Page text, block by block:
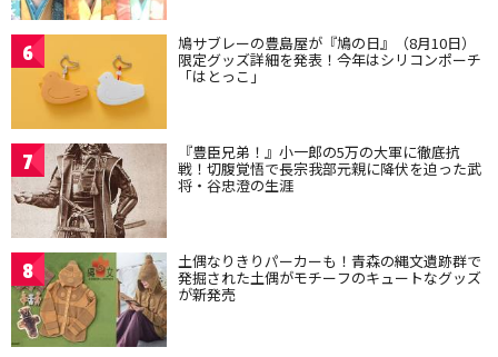
6 鳩サブレーの豊島屋が『鳩の日』（8月10日）
限定グッズ詳細を発表！今年はシリコンポーチ
「はとっこ」
7 『豊臣兄弟！』小一郎の5万の大軍に徹底抗
戦！切腹覚悟で長宗我部元親に降伏を迫った武
将・谷忠澄の生涯
8 土偶なりきりパーカーも！青森の縄文遺跡群で
発掘された土偶がモチーフのキュートなグッズ
が新発売